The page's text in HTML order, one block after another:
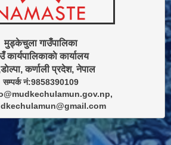
मुड्केचुला गाउँपालिका
कार्यपालिकाकाे कार्यालय
सम्पर्क नं:9858390109